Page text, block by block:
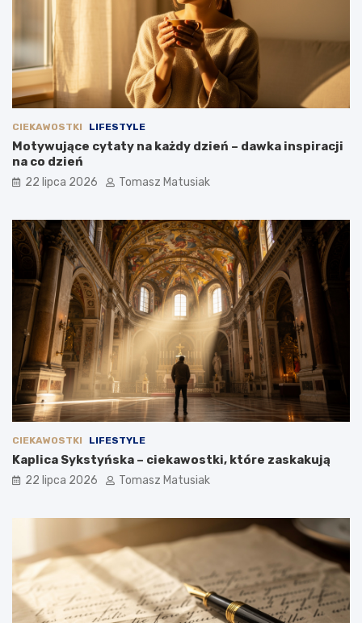
CIEKAWOSTKI LIFESTYLE
Motywujące cytaty na każdy dzień – dawka inspiracji
na co dzień
22 lipca 2026 Tomasz Matusiak
CIEKAWOSTKI LIFESTYLE
Kaplica Sykstyńska – ciekawostki, które zaskakują
22 lipca 2026 Tomasz Matusiak